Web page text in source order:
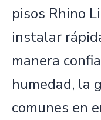
pisos Rhino
instalar
manera
humedad, la
comunes en